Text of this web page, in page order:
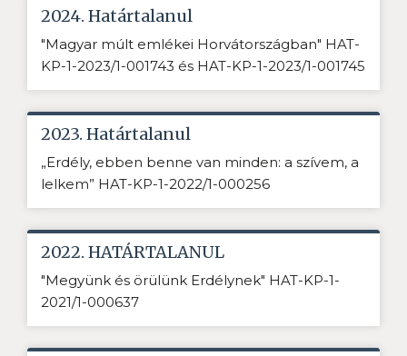
2024. Határtalanul
"Magyar múlt emlékei Horvátországban" HAT-
KP-1-2023/1-001743 és HAT-KP-1-2023/1-001745
2023. Határtalanul
„Erdély, ebben benne van minden: a szívem, a
lelkem” HAT-KP-1-2022/1-000256
2022. HATÁRTALANUL
"Megyünk és örülünk Erdélynek" HAT-KP-1-
2021/1-000637